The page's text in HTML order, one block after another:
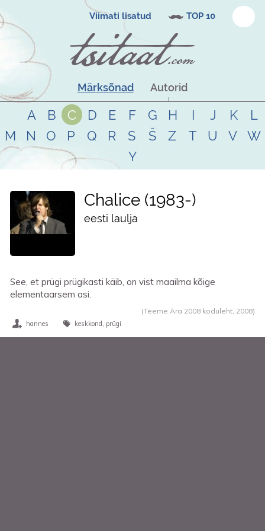
Viimati lisatud TOP 10
Märksõnad Autorid
A B C D E F G H I J K
L
M
N O P Q R S Š Z T U V
W
Y
Chalice 1983-
eesti laulja
See, et prügi prügikasti käib, on vist maailma kõige
elementaarsem asi.
(Teeme Ära 2008 koduleht, 2008)
hannes keskkond prügi